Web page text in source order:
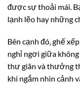
được sự thoải mái.
lạnh lẽo hay những
Bên cạnh đó, ghế
nghỉ ngơi giữa
thư giãn và thưởng
khi ngắm nhìn cảnh